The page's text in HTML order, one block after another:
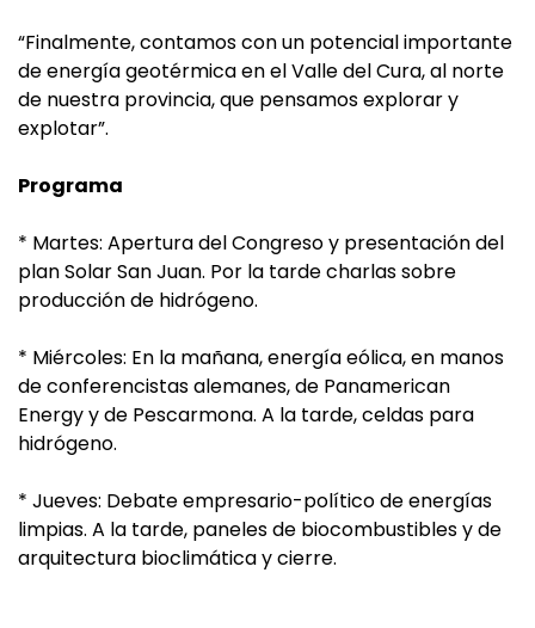
“Finalmente, contamos con un potencial importante
de energía geotérmica en el Valle del Cura, al norte
de nuestra provincia, que pensamos explorar y
explotar”.
Programa
* Martes: Apertura del Congreso y presentación del
plan Solar San Juan. Por la tarde charlas sobre
producción de hidrógeno.
* Miércoles: En la mañana, energía eólica, en manos
de conferencistas alemanes, de Panamerican
Energy y de Pescarmona. A la tarde, celdas para
hidrógeno.
* Jueves: Debate empresario-político de energías
limpias. A la tarde, paneles de biocombustibles y de
arquitectura bioclimática y cierre.